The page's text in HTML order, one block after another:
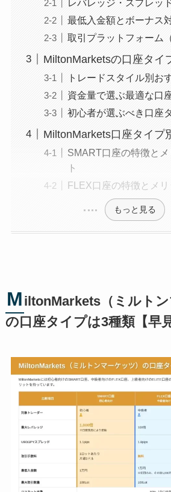
レバレッジ・スプレッ
最低入金額とボーナス
取引プラットフォーム
MiltonMarketsの口座タイ
トレードスタイル別お
資金量で選ぶ最適な口
初心者が選ぶべき口座
MiltonMarkets口座タイプ
SMART口座の特徴と
ト
FLEX口座の特徴とメ
もっと見る
M iltonMarkets（ミルトン
の口座タイプは3種類【早見